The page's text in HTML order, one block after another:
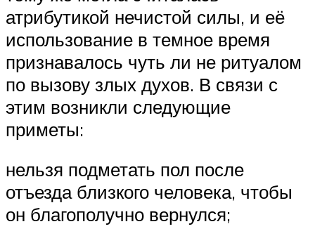
атрибутикой нечистой силы, и её
использование в темное время
признавалось чуть ли не ритуалом
по вызову злых духов. В связи с
этим возникли следующие
приметы:
нельзя подметать пол после
отъезда близкого человека, чтобы
он благополучно вернулся;